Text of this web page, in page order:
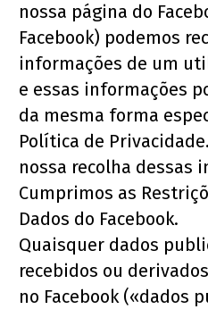
nossa página do
Facebook) podemos
informações de um
e essas informações
da mesma forma
Política de
nossa recolha dessas
Cumprimos as
Dados do Facebook.
Quaisquer dados
recebidos ou
no Facebook («dados